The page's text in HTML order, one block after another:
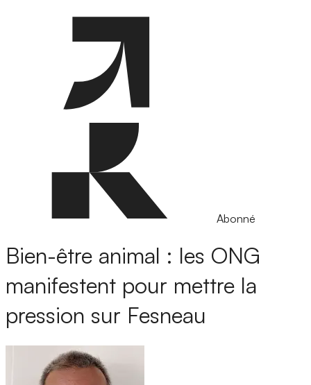
Abonné
Bien-être animal : les ONG
manifestent pour mettre la
pression sur Fesneau